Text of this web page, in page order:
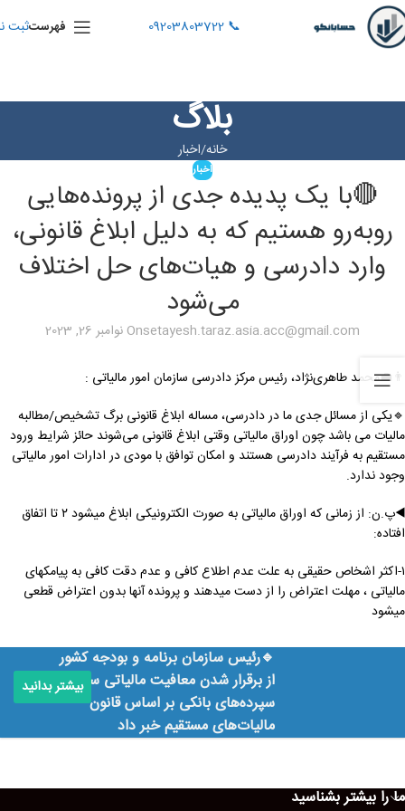
📞 09203803722 فهرستثبت
بلاگ
خانه اخبار
اخبار
🔴با یک پدیده جدی از پرونده‌هایی
روبه‌رو هستیم که به دلیل ابلاغ قانونی،
وارد دادرسی و هیات‌های حل اختلاف
می‌شود
setayesh.taraz.asia.acc@gmail.comOn نوامبر 26, 2023
👨‍💼محمد طاهری‌نژاد، رئیس مرکز دادرسی سازمان امور مالیاتی :
🔹یکی از مسائل جدی ما در دادرسی، مساله ابلاغ‌ قانونی برگ تشخیص/مطالبه
مالیات می باشد چون اوراق مالیاتی وقتی ابلاغ قانونی می‌شوند حائز شرایط ورود
مستقیم به فرآیند دادرسی هستند و امکان توافق با مودی در ادارات امور مالیاتی
وجود ندارد.
◀️پ.ن: از زمانی که اوراق مالیاتی به صورت الکترونیکی ابلاغ میشود ۲ تا اتفاق
افتاده:
۱-اکثر اشخاص حقیقی به علت عدم اطلاع کافی و عدم دقت کافی به پیامکهای
مالیاتی ، مهلت اعتراض را از دست میدهند و پرونده آنها بدون اعتراض قطعی
میشود
🔹رئیس سازمان برنامه و بودجه کشور
از برقرار شدن معافیت مالیاتی سود
سپرده‌های بانکی بر اساس قانون
مالیات‌های مستقیم خبر داد
بیشتر بدانید
ما را بیشتر بشناسید